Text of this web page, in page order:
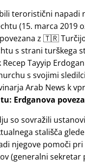
teroristični napadi
(15. marca 2019
z 🇹🇷
s strani turškega
Tayyip
s svojimi
Arab News k
Erdganova
so sovražili
stališča glede
njegove pomoči
(generalni sekretar